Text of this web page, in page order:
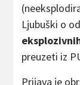
Ljubuški o
preuzeti iz
Prijava je